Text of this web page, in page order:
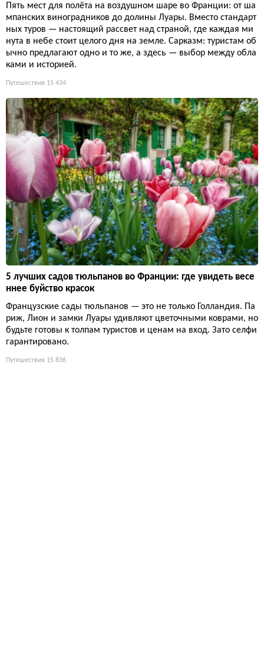
Пять мест для полёта на воздушном шаре во Франции: от ша
мпанских виноградников до долины Луары. Вместо стандарт
ных туров — настоящий рассвет над страной, где каждая ми
нута в небе стоит целого дня на земле. Сарказм: туристам об
ычно предлагают одно и то же, а здесь — выбор между обла
ками и историей.
Путешествия 15 434
5 лучших садов тюльпанов во Франции: где увидеть весе
ннее буйство красок
Французские сады тюльпанов — это не только Голландия. Па
риж, Лион и замки Луары удивляют цветочными коврами, но
будьте готовы к толпам туристов и ценам на вход. Зато селфи
гарантировано.
Путешествия 15 836